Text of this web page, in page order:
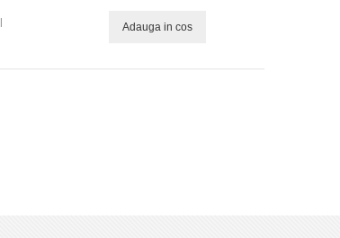
Adauga in cos